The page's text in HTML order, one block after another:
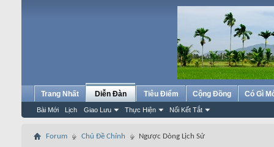
Trang Nhất Diễn Đàn
Bài Mới Lịch Giao Lưu Thực Hiện Nối Kết Tắt
Tiêu Điểm Cộng Đồng Có Gì
Forum Chủ Đề Chính Ngược Dòng Lịch Sử